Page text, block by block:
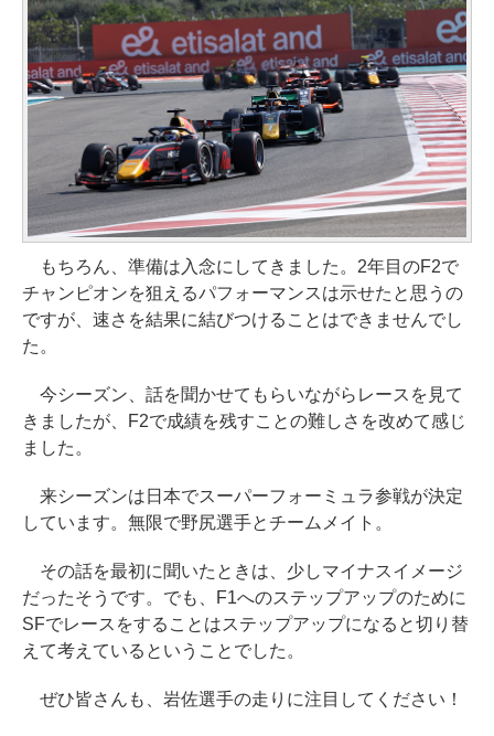
もちろん、準備は入念にしてきました。2年目のF2で
チャンピオンを狙えるパフォーマンスは示せたと思うの
ですが、速さを結果に結びつけることはできませんでし
た。
今シーズン、話を聞かせてもらいながらレースを見て
きましたが、F2で成績を残すことの難しさを改めて感じ
ました。
来シーズンは日本でスーパーフォーミュラ参戦が決定
しています。無限で野尻選手とチームメイト。
その話を最初に聞いたときは、少しマイナスイメージ
だったそうです。でも、F1へのステップアップのために
SFでレースをすることはステップアップになると切り替
えて考えているということでした。
ぜひ皆さんも、岩佐選手の走りに注目してください！